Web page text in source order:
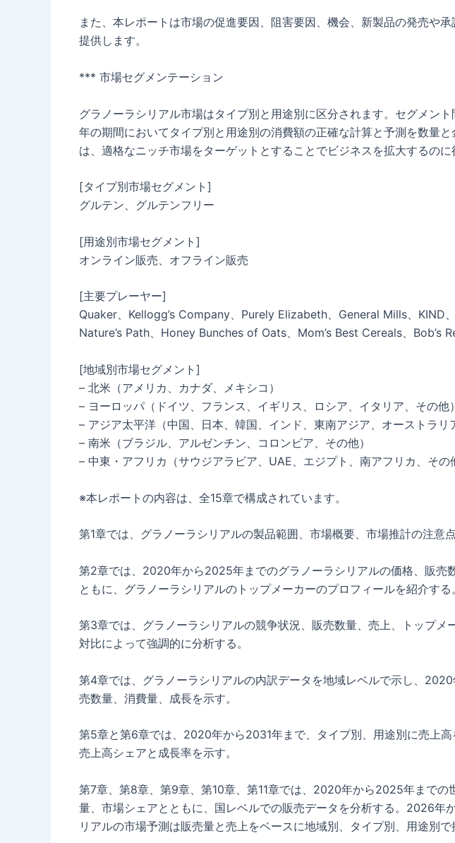
また、本レポートは市場の促進要因、阻害要因、機会、新製品の発売や
提供します。
*** 市場セグメンテーション
グラノーラシリアル市場はタイプ別と用途別に区分されます。セグメン
年の期間においてタイプ別と用途別の消費額の正確な計算と予測を数量
は、適格なニッチ市場をターゲットとすることでビジネスを拡大するのに
[タイプ別市場セグメント]
グルテン、グルテンフリー
[用途別市場セグメント]
オンライン販売、オフライン販売
[主要プレーヤー]
Quaker、Kellogg’s Company、Purely Elizabeth、General Mills、KIND
Nature’s Path、Honey Bunches of Oats、Mom’s Best Cereals、Bob’s
[地域別市場セグメント]
– 北米（アメリカ、カナダ、メキシコ）
– ヨーロッパ（ドイツ、フランス、イギリス、ロシア、イタリア、その他）
– アジア太平洋（中国、日本、韓国、インド、東南アジア、オーストラリ
– 南米（ブラジル、アルゼンチン、コロンビア、その他）
– 中東・アフリカ（サウジアラビア、UAE、エジプト、南アフリカ、その
※本レポートの内容は、全15章で構成されています。
第1章では、グラノーラシリアルの製品範囲、市場概要、市場推計の注意
第2章では、2020年から2025年までのグラノーラシリアルの価格、販売
ともに、グラノーラシリアルのトップメーカーのプロフィールを紹介する。
第3章では、グラノーラシリアルの競争状況、販売数量、売上、トップメ
対比によって強調的に分析する。
第4章では、グラノーラシリアルの内訳データを地域レベルで示し、
売数量、消費量、成長を示す。
第5章と第6章では、2020年から2031年まで、タイプ別、用途別に売上
売上高シェアと成長率を示す。
第7章、第8章、第9章、第10章、第11章では、2020年から2025年までの
量、市場シェアとともに、国レベルでの販売データを分析する。2026年
リアルの市場予測は販売量と売上をベースに地域別、タイプ別、用途別で